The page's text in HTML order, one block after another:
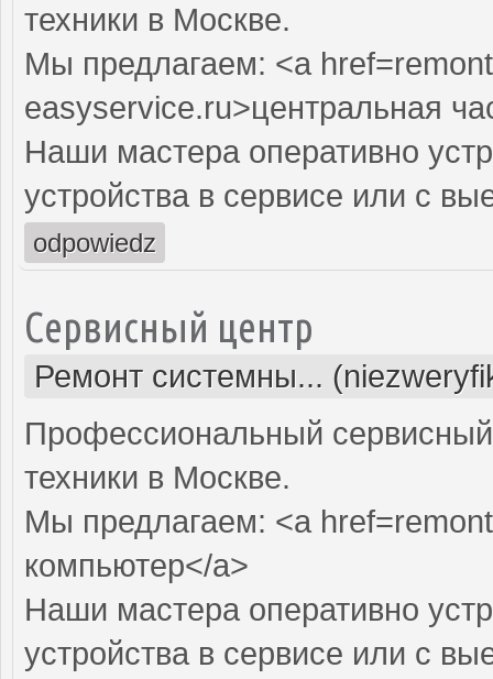
техники в Москве.
Мы предлагаем: <a
easyservice.ru>центральная
Наши мастера оперативно
устройства в сервисе или с
odpowiedz
Сервисный центр
Ремонт системны...
Профессиональный
техники в Москве.
Мы предлагаем: <a
компьютер</a>
Наши мастера оперативно
устройства в сервисе или с